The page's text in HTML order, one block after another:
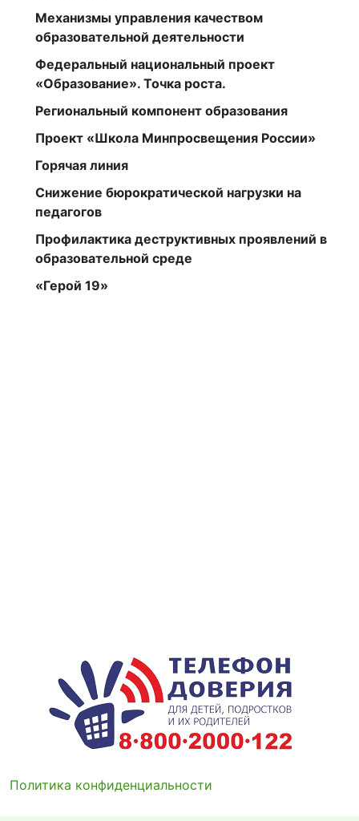
Механизмы управления качеством
образовательной деятельности
Федеральный национальный проект
«Образование». Точка роста.
Региональный компонент образования
Проект «Школа Минпросвещения России»
Горячая линия
Снижение бюрократической нагрузки на
педагогов
Профилактика деструктивных проявлений в
образовательной среде
«Герой 19»
Политика конфиденциальности